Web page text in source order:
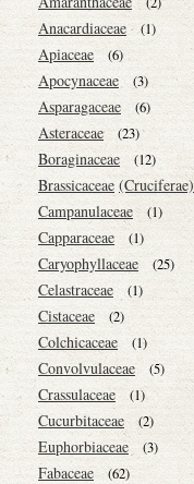
Anacardiaceae (1)
Apiaceae (6)
Apocynaceae (3)
Asparagaceae (6)
Asteraceae (23)
Boraginaceae (12)
Brassicaceae (Cruciferae)
Campanulaceae (1)
Capparaceae (1)
Caryophyllaceae (25)
Celastraceae (1)
Cistaceae (2)
Colchicaceae (1)
Convolvulaceae (5)
Crassulaceae (1)
Cucurbitaceae (2)
Euphorbiaceae (3)
Fabaceae (62)